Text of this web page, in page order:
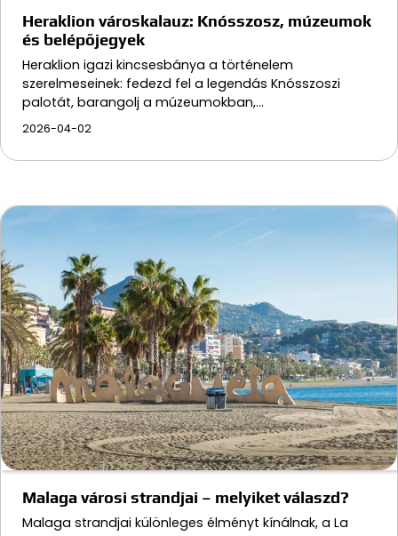
Heraklion városkalauz: Knósszosz, múzeumok
és belépőjegyek
Heraklion igazi kincsesbánya a történelem
szerelmeseinek: fedezd fel a legendás Knósszoszi
palotát, barangolj a múzeumokban,…
2026-04-02
Malaga városi strandjai – melyiket válaszd?
Malaga strandjai különleges élményt kínálnak, a La